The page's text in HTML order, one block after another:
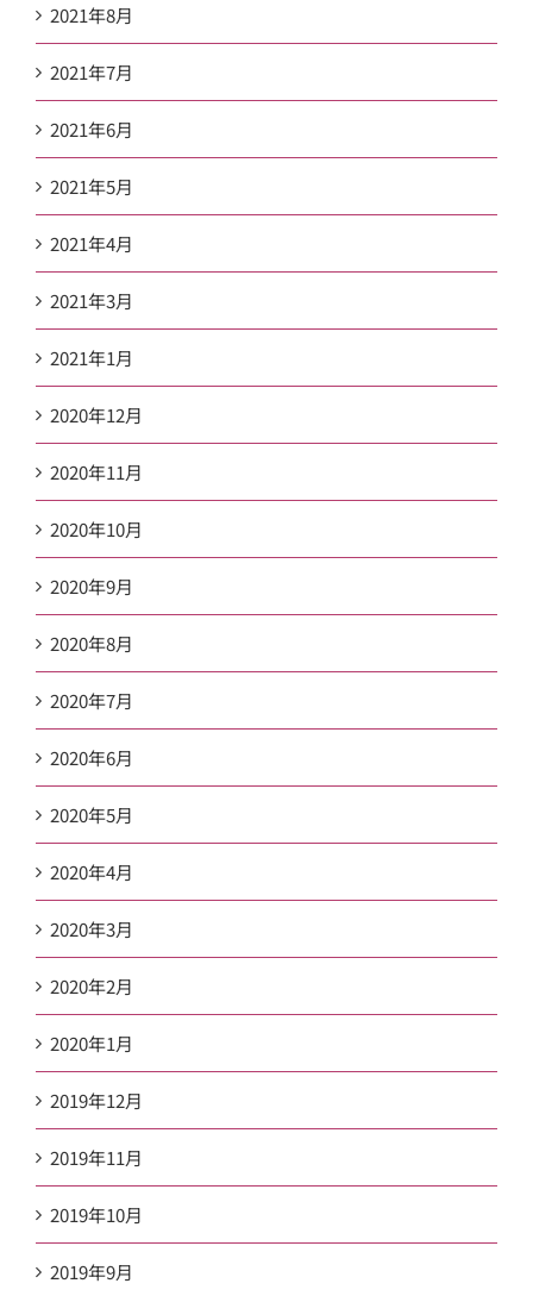
2021年8月
2021年7月
2021年6月
2021年5月
2021年4月
2021年3月
2021年1月
2020年12月
2020年11月
2020年10月
2020年9月
2020年8月
2020年7月
2020年6月
2020年5月
2020年4月
2020年3月
2020年2月
2020年1月
2019年12月
2019年11月
2019年10月
2019年9月